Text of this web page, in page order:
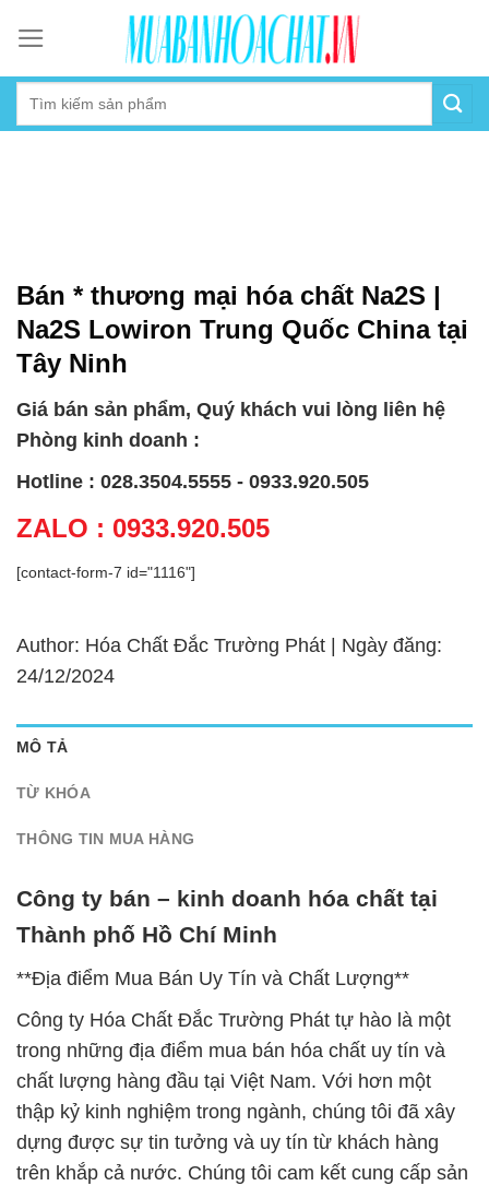
content
Bán * thương mại hóa chất Na2S |
Na2S Lowiron Trung Quốc China tại
Tây Ninh
Giá bán sản phẩm, Quý khách vui lòng liên hệ
Phòng kinh doanh :
Hotline : 028.3504.5555 - 0933.920.505
ZALO : 0933.920.505
[contact-form-7 id="1116"]
Author: Hóa Chất Đắc Trường Phát | Ngày đăng:
24/12/2024
MÔ TẢ
TỪ KHÓA
THÔNG TIN MUA HÀNG
Công ty bán – kinh doanh hóa chất tại
Thành phố Hồ Chí Minh
**Địa điểm Mua Bán Uy Tín và Chất Lượng**
Công ty Hóa Chất Đắc Trường Phát tự hào là một
trong những địa điểm mua bán hóa chất uy tín và
chất lượng hàng đầu tại Việt Nam. Với hơn một
thập kỷ kinh nghiệm trong ngành, chúng tôi đã xây
dựng được sự tin tưởng và uy tín từ khách hàng
trên khắp cả nước. Chúng tôi cam kết cung cấp sản